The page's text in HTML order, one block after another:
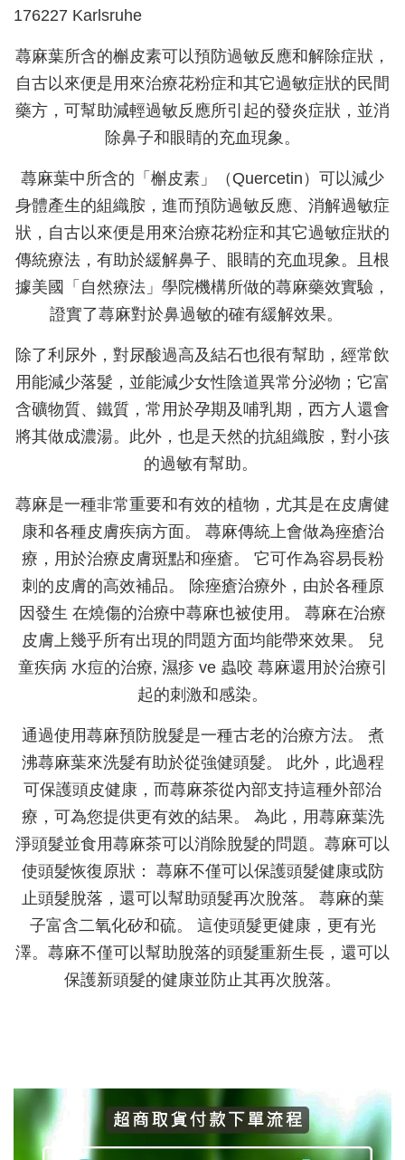
176227 Karlsruhe
蕁麻葉所含的槲皮素可以預防過敏反應和解除症狀，
自古以來便是用來治療花粉症和其它過敏症狀的民間
藥方，可幫助減輕過敏反應所引起的發炎症狀，並消
除鼻子和眼睛的充血現象。
蕁麻葉中所含的「槲皮素」（Quercetin）可以減少
身體產生的組織胺，進而預防過敏反應、消解過敏症
狀，自古以來便是用來治療花粉症和其它過敏症狀的
傳統療法，有助於緩解鼻子、眼睛的充血現象。且根
據美國「自然療法」學院機構所做的蕁麻藥效實驗，
證實了蕁麻對於鼻過敏的確有緩解效果。
除了利尿外，對尿酸過高及結石也很有幫助，經常飲
用能減少落髮，並能減少女性陰道異常分泌物；它富
含礦物質、鐵質，常用於孕期及哺乳期，西方人還會
將其做成濃湯。此外，也是天然的抗組織胺，對小孩
的過敏有幫助。
蕁麻是一種非常重要和有效的植物，尤其是在皮膚健
康和各種皮膚疾病方面。 蕁麻傳統上會做為痤瘡治
療，用於治療皮膚斑點和痤瘡。 它可作為容易長粉
刺的皮膚的高效補品。 除痤瘡治療外，由於各種原
因發生 在燒傷的治療中蕁麻也被使用。 蕁麻在治療
皮膚上幾乎所有出現的問題方面均能帶來效果。 兒
童疾病 水痘的治療, 濕疹 ve 蟲咬 蕁麻還用於治療引
起的刺激和感染。
通過使用蕁麻預防脫髮是一種古老的治療方法。 煮
沸蕁麻葉來洗髮有助於從強健頭髮。 此外，此過程
可保護頭皮健康，而蕁麻茶從內部支持這種外部治
療，可為您提供更有效的結果。 為此，用蕁麻葉洗
淨頭髮並食用蕁麻茶可以消除脫髮的問題。蕁麻可以
使頭髮恢復原狀： 蕁麻不僅可以保護頭髮健康或防
止頭髮脫落，還可以幫助頭髮再次脫落。 蕁麻的葉
子富含二氧化矽和硫。 這使頭髮更健康，更有光
澤。 蕁麻不僅可以幫助脫落的頭髮重新生長，還可以
保護新頭髮的健康並防止其再次脫落。